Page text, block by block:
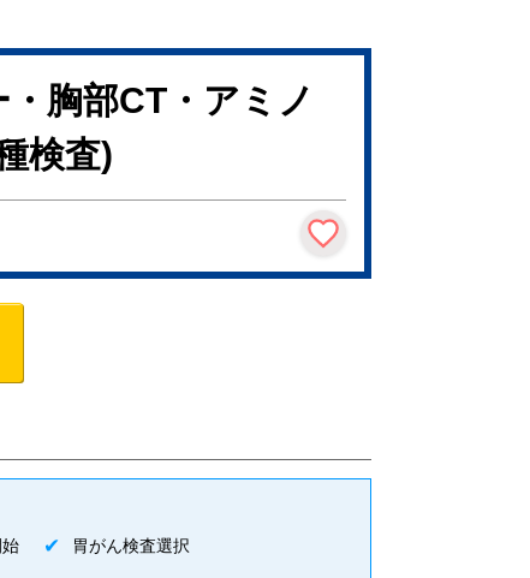
胸部CT・アミノ
検査)
胃がん検査選択